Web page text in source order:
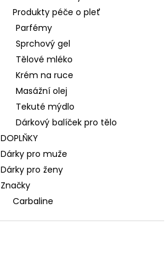
Produkty péče o pleť
Parfémy
Sprchový gel
Tělové mléko
Krém na ruce
Masážní olej
Tekuté mýdlo
Dárkový balíček pro tělo
DOPLŇKY
Dárky pro muže
Dárky pro ženy
Značky
Carbaline